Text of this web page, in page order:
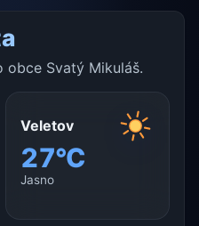
Svatý Mikuláš.
Veletov
27°C
Jasno